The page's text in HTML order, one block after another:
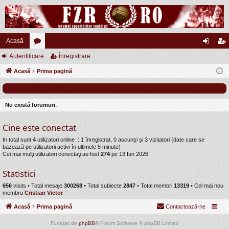
Acasă
or
u
uri
eg
Autentificare Înregistrare
Acasă Prima pagină
Nu există forumuri.
Cine este conectat
In total sunt 4 utilizatori online :: 1 înregistrat, 0 ascunși și 3 vizitatori (date care se
bazează pe utilizatorii activi în ultimele 5 minute)
Cei mai mulţi utilizatori conectaţi au fost 274 pe 13 Iun 2026
Statistici
656 visits • Total mesaje 300268 • Total subiecte 2847 • Total membri 13319 • Cel mai nou
membru Cristian Victor
Acasă Prima pagină Contactează-ne
Furnizat de phpBB® Forum Software © phpBB Limited